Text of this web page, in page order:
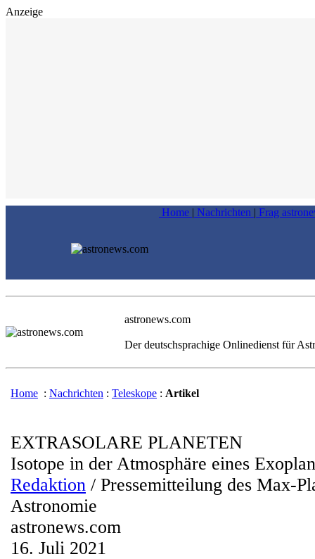
Anzeige
Home | Nachrichten | Frag
astronews.com
Der deutschsprachige Onlinedienst für
Home : Nachrichten : Teleskope : Artikel
EXTRASOLARE PLANETEN
Isotope in der Atmosphäre eines
Redaktion / Pressemitteilung des Max-
Astronomie
astronews.com
16. Juli 2021